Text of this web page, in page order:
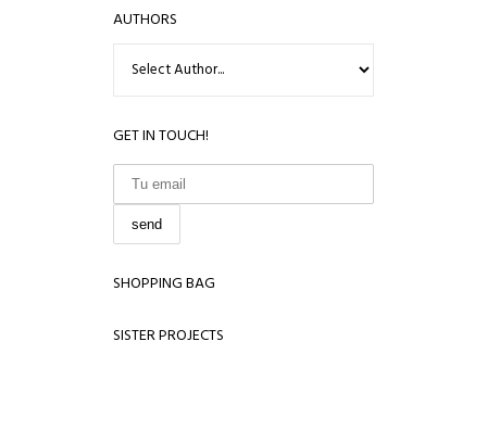
AUTHORS
GET IN TOUCH!
SHOPPING BAG
SISTER PROJECTS